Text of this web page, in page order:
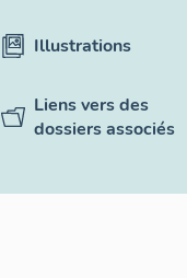
Illustrations
Liens vers des
dossiers associés